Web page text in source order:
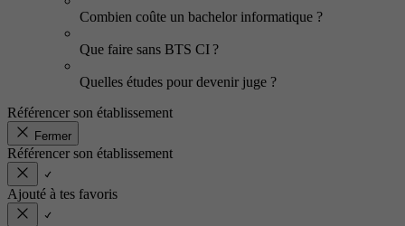
Combien coûte un bachelor informatique ?
Que faire sans BTS CI ?
Quelles études pour devenir juge ?
Référencer son établissement
Fermer
Référencer son établissement
Ajouté à tes favoris